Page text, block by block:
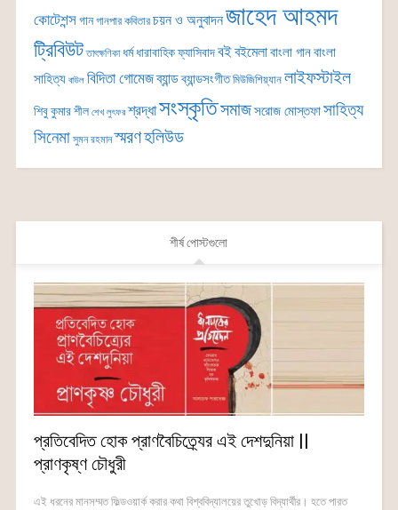
কোটেশন্সগান গানপার কবিতার চয়ন ও অনুবাদনজাহেদ আহমদ
ট্রিবিউট তাৎক্ষণিকা ধর্ম ধারাবাহিকফ্যাসিবাদবইবইমেলাবাংলা গানবাংলা
সাহিত্য বাউল বিদিতা গোমেজব্যান্ডব্যান্ডসংগীত মিউজিশিয়্যান লাইফস্টাইল
শিবু কুমার শীল শেখ লুৎফর শ্রদ্ধাসংস্কৃতিসমাজসরোজ মোস্তফাসাহিত্য
সিনেমা সুমন রহমান স্মরণহলিউড
শীর্ষ পোস্টগুলো
প্রতিবেদিত হোক প্রাণবৈচিত্র্যের এই দেশদুনিয়া ||
প্রাণকৃষ্ণ চৌধুরী
এই ধরনের মানসম্মত ফিল্ডওয়ার্ক করার কথা বিশ্ববিদ্যালয়ের তুখোড় বিদ্যার্থীর। হতে পারত